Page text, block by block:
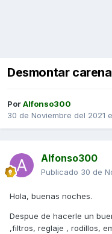
Desmontar
PorAlfonso300
30 de Noviembre del 2021
Alfonso300
Publicado 30 de
Hola, buenas noches.
Despue de hacerle un
,filtros, reglaje , rodillos,